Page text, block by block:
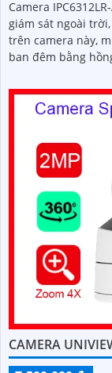
Camera
giám sát ngoài
trên camera này,
ban đêm bằng
CAMERA